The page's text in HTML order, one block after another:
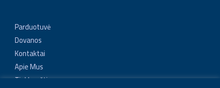
Parduotuvė
Dovanos
Kontaktai
Apie Mus
Tinklaraštis